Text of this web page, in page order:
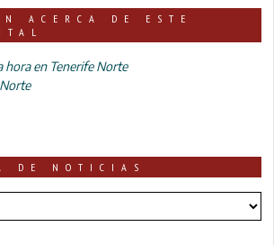
ACERCA DE ESTE
hora en Tenerife Norte
DE NOTICIAS